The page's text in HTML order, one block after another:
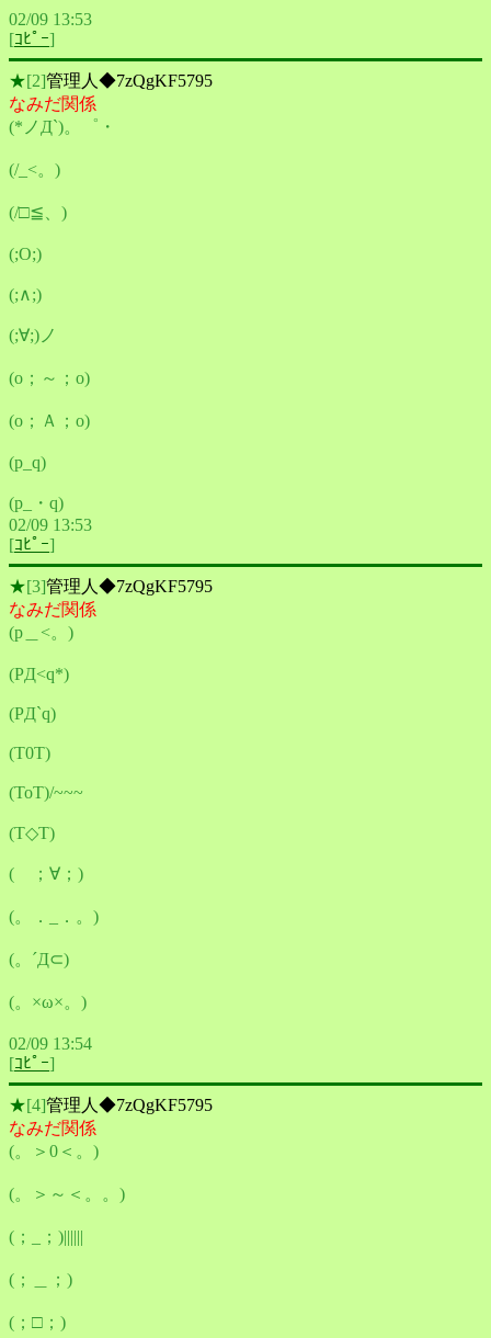
02/09 13:53
[ｺﾋﾟｰ]
★[2]管理人◆7zQgKF5795
なみだ関係
(*ノД`)。゜・
(/_<。)
(/□≦、)
(;O;)
(;∧;)
(;∀;)ノ
(o；～；o)
(o；Ａ；o)
(p_q)
(p_・q)
02/09 13:53
[ｺﾋﾟｰ]
★[3]管理人◆7zQgKF5795
なみだ関係
(p＿<。)
(PД<q*)
(PД`q)
(T0T)
(ToT)/~~~
(T◇T)
( ；∀；)
(。．_．。)
(。´Д⊂)
(。×ω×。)
02/09 13:54
[ｺﾋﾟｰ]
★[4]管理人◆7zQgKF5795
なみだ関係
(。＞0＜。)
(。＞～＜。。)
(；_；)||||||
(；＿；)
(；□；)